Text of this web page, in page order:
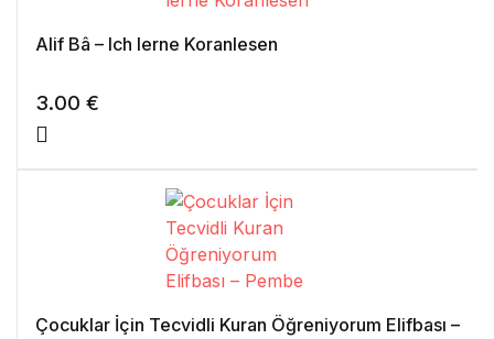
Alif Bâ – Ich lerne Koranlesen
3.00 €
Çocuklar İçin Tecvidli Kuran Öğreniyorum Elifbası –